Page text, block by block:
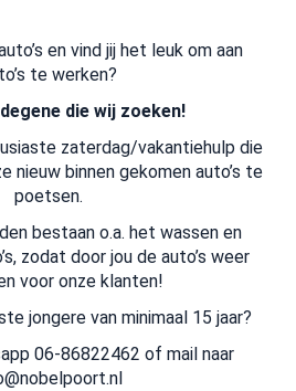
en vind jij het leuk om aan
te werken?
die wij zoeken!
zaterdag/vakantiehulp die
nieuw binnen gekomen auto’s te
poetsen.
bestaan o.a. het wassen en
zodat door jou de auto’s weer
voor onze klanten!
jongere van minimaal 15 jaar?
06-86822462 of mail naar